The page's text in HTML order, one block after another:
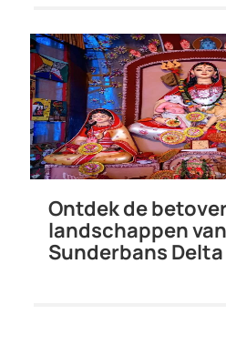
Ontdek de
landschappen
Sunderbans Delta